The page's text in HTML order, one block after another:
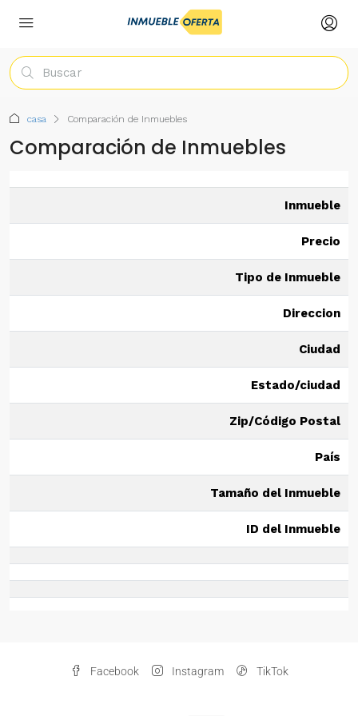
casa Comparación de Inmuebles
Comparación de Inmuebles
Inmueble
Precio
Tipo de Inmueble
Direccion
Ciudad
Estado/ciudad
Zip/Código Postal
País
Tamaño del Inmueble
ID del Inmueble
Facebook Instagram TikTok